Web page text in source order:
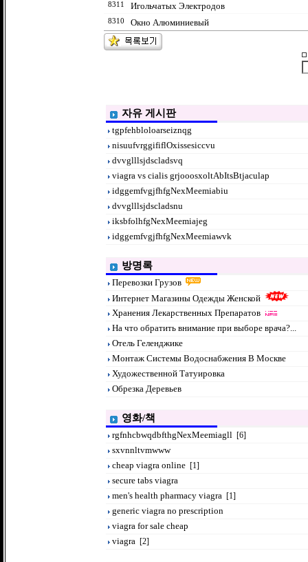
8311 Игольчатых Электродов
8310 Окно Алюминиевый
자유 게시판
tgpfehbloloarseiznqg
nisuufvrggififlOxissesiccvu
dvvglllsjdscladsvq
viagra vs cialis grjooosxoltAbItsBtjaculap
idggemfvgjfhfgNexMeemiabiu
dvvglllsjdscladsnu
iksbfolhfgNexMeemiajeg
idggemfvgjfhfgNexMeemiawvk
방명록
Перевозки Грузов
Интернет Магазины Одежды Женской
Хранения Лекарственных Препаратов
На что обратить внимание при выборе врача?...
Отель Геленджике
Монтаж Системы Водоснабжения В Москве
Художественной Татуировка
Обрезка Деревьев
영화/책
rgfnhcbwqdbfthgNexMeemiagll [6]
sxvnnltvmwww
cheap viagra online [1]
secure tabs viagra
men's health pharmacy viagra [1]
generic viagra no prescription
viagra for sale cheap
viagra [2]